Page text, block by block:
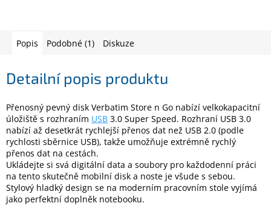
a
notebooky
Elektronika
Domácnost
Popis Podobné (1) Diskuze
Detailní popis produktu
Přenosný pevný disk Verbatim Store n Go nabízí velkokapacitní
úložiště s rozhraním USB 3.0 Super Speed. Rozhraní USB 3.0
nabízí až desetkrát rychlejší přenos dat než USB 2.0 (podle
rychlosti sběrnice USB), takže umožňuje extrémně rychlý
přenos dat na cestách.
Ukládejte si svá digitální data a soubory pro každodenní práci
na tento skutečně mobilní disk a noste je všude s sebou.
Stylový hladký design se na moderním pracovním stole vyjímá
jako perfektní doplněk notebooku.